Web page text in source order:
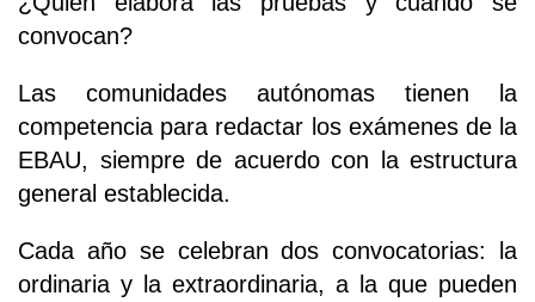
convocan?
Las comunidades autónomas tienen la
competencia para redactar los exámenes de la
EBAU, siempre de acuerdo con la estructura
general establecida.
Cada año se celebran dos convocatorias: la
ordinaria y la extraordinaria, a la que pueden